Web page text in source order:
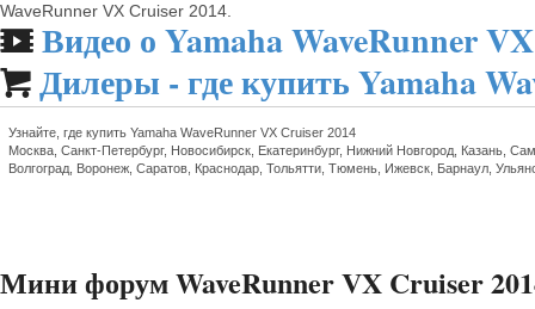
WaveRunner VX Cruiser 2014.
🎬 Видео о Yamaha WaveRunner
 Дилеры - где купить Yamaha
Узнайте, где купить Yamaha WaveRunner VX Cruiser 2014
Москва, Санкт-Петербург, Новосибирск, Екатеринбург, Нижний Новгород, Казань,
Волгоград, Воронеж, Саратов, Краснодар, Тольятти, Тюмень, Ижевск, Барнаул,
Мини форум WaveRunner VX Cruiser